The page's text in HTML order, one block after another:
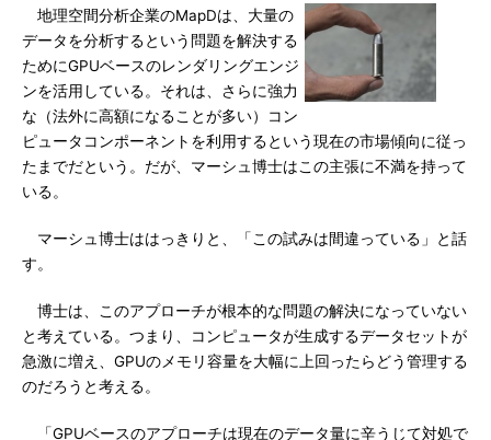
地理空間分析企業のMapDは、大量の
データを分析するという問題を解決する
ためにGPUベースのレンダリングエンジ
ンを活用している。それは、さらに強力
な（法外に高額になることが多い）コン
ピュータコンポーネントを利用するという現在の市場傾向に従っ
たまでだという。だが、マーシュ博士はこの主張に不満を持って
いる。
マーシュ博士ははっきりと、「この試みは間違っている」と話
す。
博士は、このアプローチが根本的な問題の解決になっていない
と考えている。つまり、コンピュータが生成するデータセットが
急激に増え、GPUのメモリ容量を大幅に上回ったらどう管理する
のだろうと考える。
「GPUベースのアプローチは現在のデータ量に辛うじて対処で